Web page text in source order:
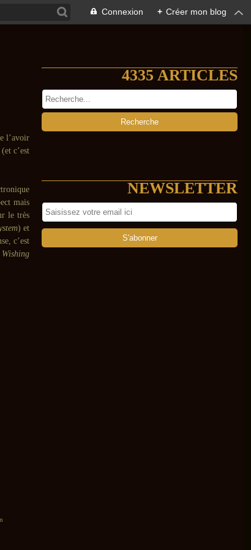
Connexion + Créer mon blog
l’avoir
c’est
mais
le très
) et
c’est
Wishing
4335 ARTICLES
NEWSLETTER